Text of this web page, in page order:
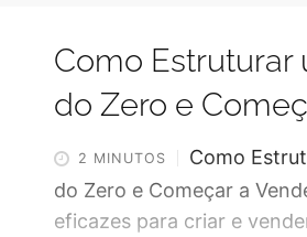
Como Estruturar
do Zero e
2 MINUTOS
Como
do Zero e Começar a
eficazes para criar e